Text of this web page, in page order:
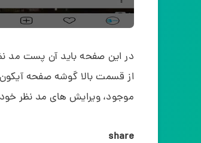
در این صفحه باید آن پست مد
از قسمت بالا گوشه صفحه آیکون
موجود، ویرایش های مد نظر
share